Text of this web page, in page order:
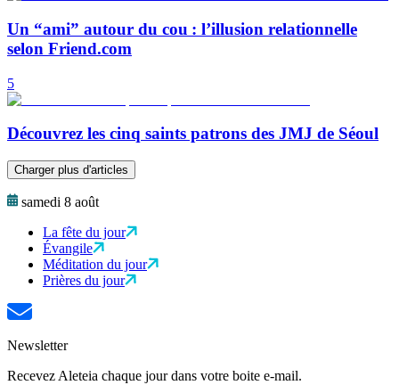
Un “ami” autour du cou : l’illusion relationnelle
selon Friend.com
5
Découvrez les cinq saints patrons des JMJ de Séoul
Charger plus d'articles
samedi 8 août
La fête du jour
Évangile
Méditation du jour
Prières du jour
Newsletter
Recevez Aleteia chaque jour dans votre boite e-mail.